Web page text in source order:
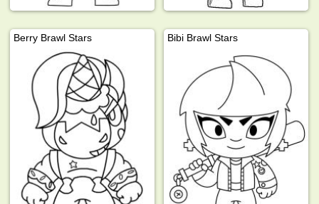
Berry Brawl Stars Bibi Brawl Stars